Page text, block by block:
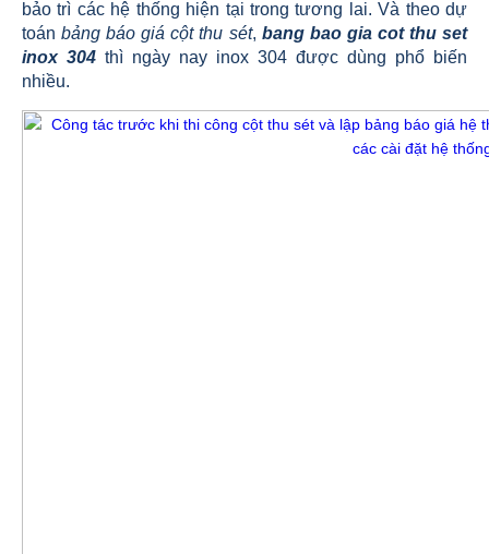
bảo trì các hệ thống hiện tại trong tương lai. Và theo dự
toánbảng báo giá cột thu sét, bang bao gia cot thu set
inox 304 thì ngày nay inox 304 được dùng phổ biến
nhiều.